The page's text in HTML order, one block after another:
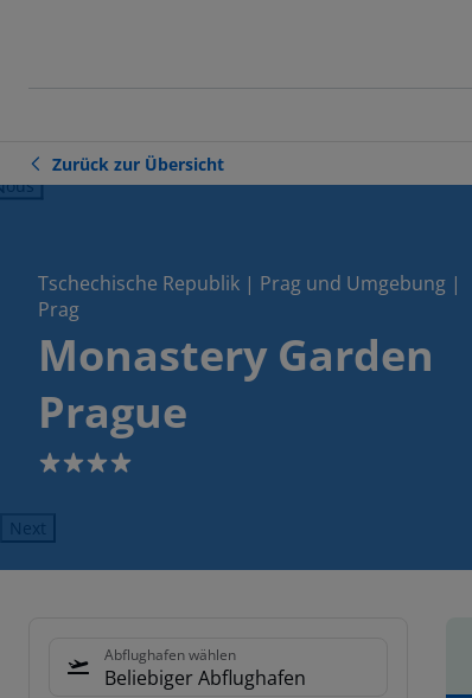
Zurück zur Übersicht
Tschechische Republik | Prag und Umgebung |
Prag
Monastery Garden
Prague
4
Next
Abflughafen wählen
Beliebiger Abflughafen